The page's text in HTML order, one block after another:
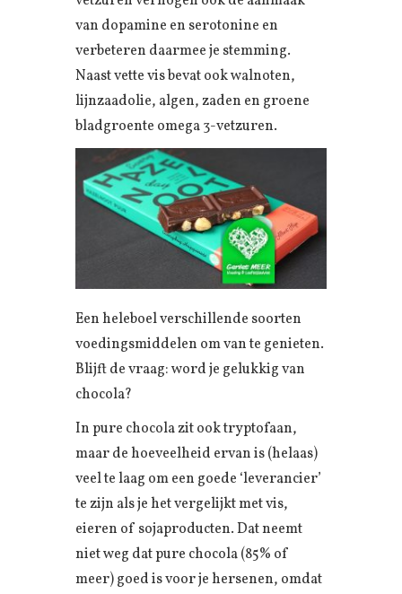
van dopamine en serotonine en
verbeteren daarmee je stemming.
Naast vette vis bevat ook walnoten,
lijnzaadolie, algen, zaden en groene
bladgroente omega 3-vetzuren.
Een heleboel verschillende soorten
voedingsmiddelen om van te genieten.
Blijft de vraag: word je gelukkig van
chocola?
In pure chocola zit ook tryptofaan,
maar de hoeveelheid ervan is (helaas)
veel te laag om een goede ‘leverancier’
te zijn als je het vergelijkt met vis,
eieren of sojaproducten. Dat neemt
niet weg dat pure chocola (85% of
meer) goed is voor je hersenen, omdat